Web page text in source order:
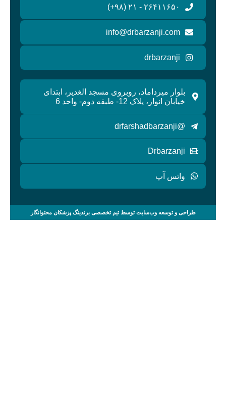
۲۶۴۱۱۶۵۰ - ۲۱ (۹۸+)
info@drbarzanji.com
drbarzanji
بلوار میرداماد، روبروی مسجد الغدیر، ابتدای
خیابان انوار، پلاک 12- طبقه دوم- واحد 6
@drfarshadbarzanji
Drbarzanji
واتس آپ
طراحی و توسعه وب‌سایت توسط تیم تخصصی برندینگ پزشکان محتوانگار